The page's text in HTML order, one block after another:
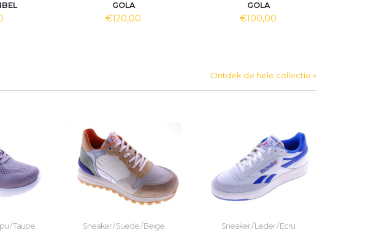
GOLA
€120,00
GOLA
€100,00
Ontdek de hele collectie »
/ Taupe
Sneaker / Suede / Beige
Sneaker / Leder / Ecru